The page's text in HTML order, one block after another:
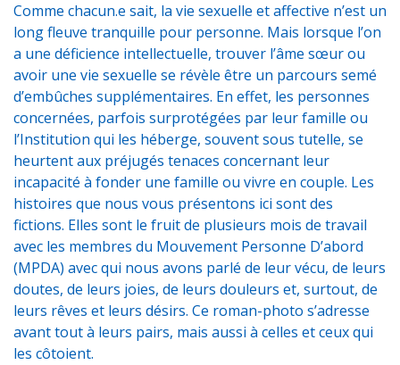
Comme chacun.e sait, la vie sexuelle et affective n’est un
long fleuve tranquille pour personne. Mais lorsque l’on
a une déficience intellectuelle, trouver l’âme sœur ou
avoir une vie sexuelle se révèle être un parcours semé
d’embûches supplémentaires. En effet, les personnes
concernées, parfois surprotégées par leur famille ou
l’Institution qui les héberge, souvent sous tutelle, se
heurtent aux préjugés tenaces concernant leur
incapacité à fonder une famille ou vivre en couple. Les
histoires que nous vous présentons ici sont des
fictions. Elles sont le fruit de plusieurs mois de travail
avec les membres du Mouvement Personne D’abord
(MPDA) avec qui nous avons parlé de leur vécu, de leurs
doutes, de leurs joies, de leurs douleurs et, surtout, de
leurs rêves et leurs désirs. Ce roman-photo s’adresse
avant tout à leurs pairs, mais aussi à celles et ceux qui
les côtoient.